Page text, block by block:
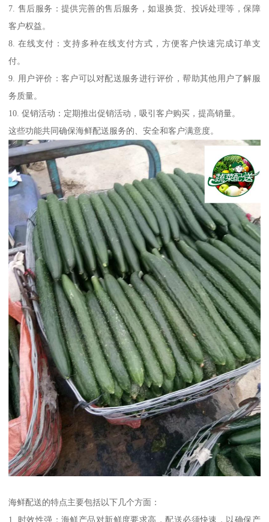
7. 售后服务：提供完善的售后服务，如退换货、投诉处理等，保障
客户权益。
8. 在线支付：支持多种在线支付方式，方便客户快速完成订单支
付。
9. 用户评价：客户可以对配送服务进行评价，帮助其他用户了解服
务质量。
10. 促销活动：定期推出促销活动，吸引客户购买，提高销量。
这些功能共同确保海鲜配送服务的、安全和客户满意度。
海鲜配送的特点主要包括以下几个方面：
1. 时效性强：海鲜产品对新鲜度要求高，配送必须快速，以确保产